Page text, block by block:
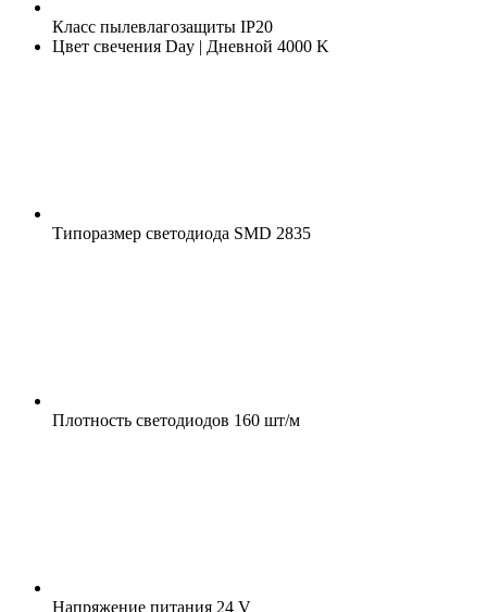
Класс пылевлагозащиты IP20
Цвет свечения Day | Дневной 4000 K
Типоразмер светодиода SMD 2835
Плотность светодиодов 160 шт/м
Напряжение питания 24 V